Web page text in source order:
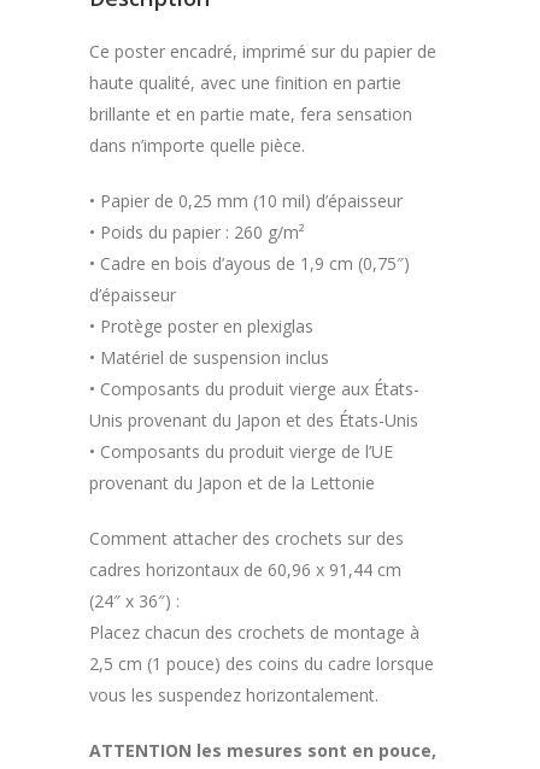
Ce poster encadré, imprimé sur du papier de
haute qualité, avec une finition en partie
brillante et en partie mate, fera sensation
dans n’importe quelle pièce.
• Papier de 0,25 mm (10 mil) d’épaisseur
• Poids du papier : 260 g/m²
• Cadre en bois d’ayous de 1,9 cm (0,75″)
d’épaisseur
• Protège poster en plexiglas
• Matériel de suspension inclus
• Composants du produit vierge aux États-
Unis provenant du Japon et des États-Unis
• Composants du produit vierge de l’UE
provenant du Japon et de la Lettonie
Comment attacher des crochets sur des
cadres horizontaux de 60,96 x 91,44 cm
(24″ x 36″) :
Placez chacun des crochets de montage à
2,5 cm (1 pouce) des coins du cadre lorsque
vous les suspendez horizontalement.
ATTENTION les mesures sont en pouce,